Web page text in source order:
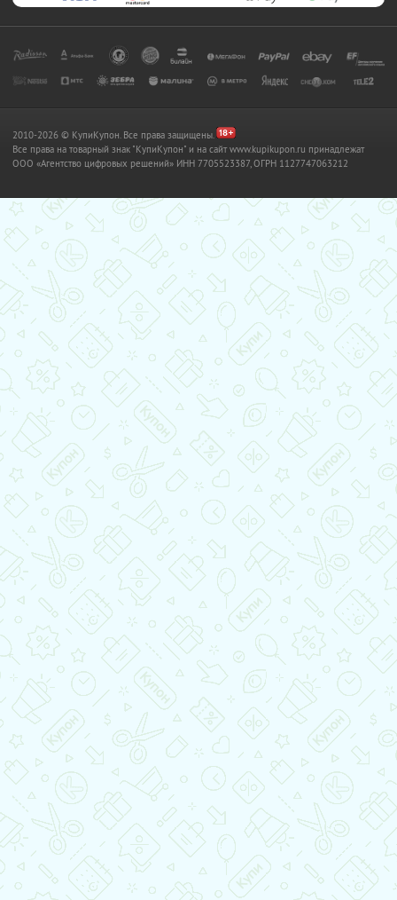
2010-2026 © КупиКупон. Все права защищены.
Все права на товарный знак "КупиКупон" и на сайт www.kupikupon.ru принадлежат
OOO «Агентство цифровых решений» ИНН 7705523387, ОГРН 1127747063212